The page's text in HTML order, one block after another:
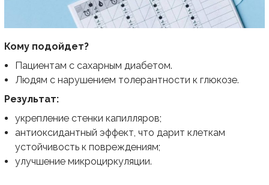
Кому подойдет?
Пациентам с сахарным диабетом.
Людям с нарушением толерантности к глюкозе.
Результат:
укрепление стенки капилляров;
антиоксидантный эффект, что дарит клеткам
устойчивость к повреждениям;
улучшение микроциркуляции.